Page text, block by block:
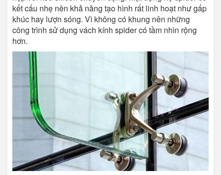
kết cấu nhẹ nên khả năng tạo hình rất linh hoạt như gấp
khúc hay lượn sóng. Vì không có khung nên những
công trình sử dụng vách kính spider có tầm nhìn rộng
hơn.